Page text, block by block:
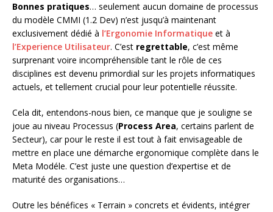
Bonnes pratiques… seulement aucun domaine de processus
du modèle CMMI (1.2 Dev) n’est jusqu’à maintenant
exclusivement dédié à l’Ergonomie Informatique et à
l’Experience Utilisateur. C’est regrettable, c’est même
surprenant voire incompréhensible tant le rôle de ces
disciplines est devenu primordial sur les projets informatiques
actuels, et tellement crucial pour leur potentielle réussite.
Cela dit, entendons-nous bien, ce manque que je souligne se
joue au niveau Processus (Process Area, certains parlent de
Secteur), car pour le reste il est tout à fait envisageable de
mettre en place une démarche ergonomique complète dans le
Meta Modéle. C’est juste une question d’expertise et de
maturité des organisations…
Outre les bénéfices « Terrain » concrets et évidents, intégrer